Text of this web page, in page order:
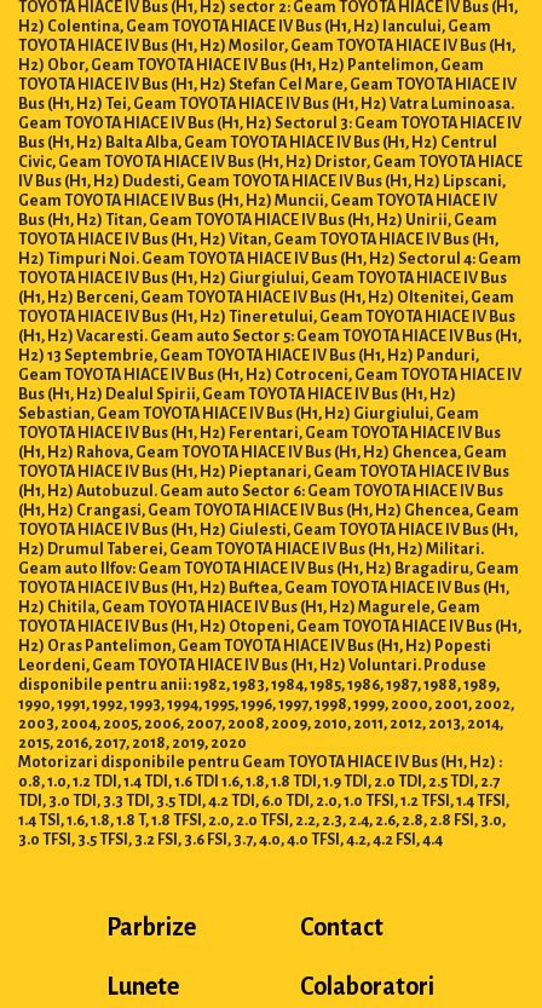
H2) Colentina, Geam TOYOTA HIACE IV Bus (H1, H2) Iancului, Geam
TOYOTA HIACE IV Bus (H1, H2) Mosilor, Geam TOYOTA HIACE IV Bus (H1,
H2) Obor, Geam TOYOTA HIACE IV Bus (H1, H2) Pantelimon, Geam
TOYOTA HIACE IV Bus (H1, H2) Stefan Cel Mare, Geam TOYOTA HIACE IV
Bus (H1, H2) Tei, Geam TOYOTA HIACE IV Bus (H1, H2) Vatra Luminoasa.
Geam TOYOTA HIACE IV Bus (H1, H2) Sectorul 3: Geam TOYOTA HIACE IV
Bus (H1, H2) Balta Alba, Geam TOYOTA HIACE IV Bus (H1, H2) Centrul
Civic, Geam TOYOTA HIACE IV Bus (H1, H2) Dristor, Geam TOYOTA HIACE
IV Bus (H1, H2) Dudesti, Geam TOYOTA HIACE IV Bus (H1, H2) Lipscani,
Geam TOYOTA HIACE IV Bus (H1, H2) Muncii, Geam TOYOTA HIACE IV
Bus (H1, H2) Titan, Geam TOYOTA HIACE IV Bus (H1, H2) Unirii, Geam
TOYOTA HIACE IV Bus (H1, H2) Vitan, Geam TOYOTA HIACE IV Bus (H1,
H2) Timpuri Noi. Geam TOYOTA HIACE IV Bus (H1, H2) Sectorul 4: Geam
TOYOTA HIACE IV Bus (H1, H2) Giurgiului, Geam TOYOTA HIACE IV Bus
(H1, H2) Berceni, Geam TOYOTA HIACE IV Bus (H1, H2) Oltenitei, Geam
TOYOTA HIACE IV Bus (H1, H2) Tineretului, Geam TOYOTA HIACE IV Bus
(H1, H2) Vacaresti. Geam auto Sector 5: Geam TOYOTA HIACE IV Bus (H1,
H2) 13 Septembrie, Geam TOYOTA HIACE IV Bus (H1, H2) Panduri,
Geam TOYOTA HIACE IV Bus (H1, H2) Cotroceni, Geam TOYOTA HIACE IV
Bus (H1, H2) Dealul Spirii, Geam TOYOTA HIACE IV Bus (H1, H2)
Sebastian, Geam TOYOTA HIACE IV Bus (H1, H2) Giurgiului, Geam
TOYOTA HIACE IV Bus (H1, H2) Ferentari, Geam TOYOTA HIACE IV Bus
(H1, H2) Rahova, Geam TOYOTA HIACE IV Bus (H1, H2) Ghencea, Geam
TOYOTA HIACE IV Bus (H1, H2) Pieptanari, Geam TOYOTA HIACE IV Bus
(H1, H2) Autobuzul. Geam auto Sector 6: Geam TOYOTA HIACE IV Bus
(H1, H2) Crangasi, Geam TOYOTA HIACE IV Bus (H1, H2) Ghencea, Geam
TOYOTA HIACE IV Bus (H1, H2) Giulesti, Geam TOYOTA HIACE IV Bus (H1,
H2) Drumul Taberei, Geam TOYOTA HIACE IV Bus (H1, H2) Militari.
Geam auto Ilfov: Geam TOYOTA HIACE IV Bus (H1, H2) Bragadiru, Geam
TOYOTA HIACE IV Bus (H1, H2) Buftea, Geam TOYOTA HIACE IV Bus (H1,
H2) Chitila, Geam TOYOTA HIACE IV Bus (H1, H2) Magurele, Geam
TOYOTA HIACE IV Bus (H1, H2) Otopeni, Geam TOYOTA HIACE IV Bus (H1,
H2) Oras Pantelimon, Geam TOYOTA HIACE IV Bus (H1, H2) Popesti
Leordeni, Geam TOYOTA HIACE IV Bus (H1, H2) Voluntari. Produse
disponibile pentru anii: 1982, 1983, 1984, 1985, 1986, 1987, 1988, 1989,
1990, 1991, 1992, 1993, 1994, 1995, 1996, 1997, 1998, 1999, 2000, 2001, 2002,
2003, 2004, 2005, 2006, 2007, 2008, 2009, 2010, 2011, 2012, 2013, 2014,
2015, 2016, 2017, 2018, 2019, 2020
Motorizari disponibile pentru Geam TOYOTA HIACE IV Bus (H1, H2) :
0.8, 1.0, 1.2 TDI, 1.4 TDI, 1.6 TDI 1.6, 1.8, 1.8 TDI, 1.9 TDI, 2.0 TDI, 2.5 TDI, 2.7
TDI, 3.0 TDI, 3.3 TDI, 3.5 TDI, 4.2 TDI, 6.0 TDI, 2.0, 1.0 TFSI, 1.2 TFSI, 1.4 TFSI,
1.4 TSI, 1.6, 1.8, 1.8 T, 1.8 TFSI, 2.0, 2.0 TFSI, 2.2, 2.3, 2.4, 2.6, 2.8, 2.8 FSI, 3.0,
3.0 TFSI, 3.5 TFSI, 3.2 FSI, 3.6 FSI, 3.7, 4.0, 4.0 TFSI, 4.2, 4.2 FSI, 4.4
Parbrize
Lunete
Contact
Colaboratori